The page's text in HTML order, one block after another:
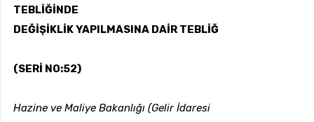
TEBLİĞİNDE
DEĞİŞİKLİK YAPILMASINA DAİR TEBLİĞ
(SERİ NO:52)
Hazine ve Maliye Bakanlığı (Gelir İdaresi